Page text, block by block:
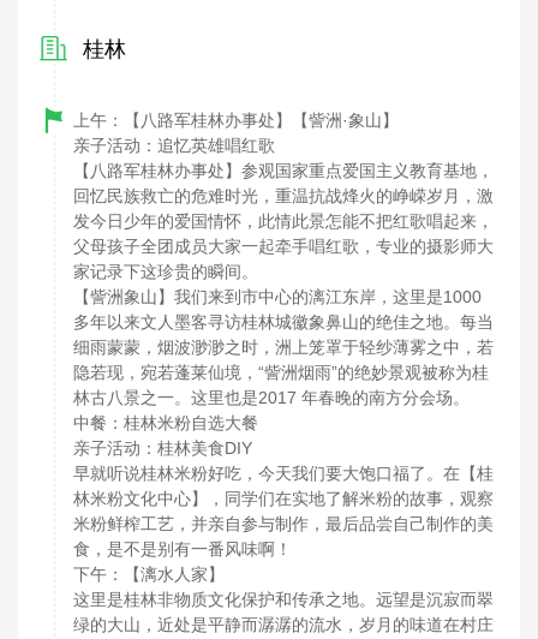
桂林
上午：【八路军桂林办事处】【訾洲·象山】
亲子活动：追忆英雄唱红歌
【八路军桂林办事处】参观国家重点爱国主义教育基地，
回忆民族救亡的危难时光，重温抗战烽火的峥嵘岁月，激
发今日少年的爱国情怀，此情此景怎能不把红歌唱起来，
父母孩子全团成员大家一起牵手唱红歌，专业的摄影师大
家记录下这珍贵的瞬间。
【訾洲象山】我们来到市中心的漓江东岸，这里是1000
多年以来文人墨客寻访桂林城徽象鼻山的绝佳之地。每当
细雨蒙蒙，烟波渺渺之时，洲上笼罩于轻纱薄雾之中，若
隐若现，宛若蓬莱仙境，“訾洲烟雨”的绝妙景观被称为桂
林古八景之一。这里也是2017 年春晚的南方分会场。
中餐：桂林米粉自选大餐
亲子活动：桂林美食DIY
早就听说桂林米粉好吃，今天我们要大饱口福了。在【桂
林米粉文化中心】，同学们在实地了解米粉的故事，观察
米粉鲜榨工艺，并亲自参与制作，最后品尝自己制作的美
食，是不是别有一番风味啊！
下午：【漓水人家】
这里是桂林非物质文化保护和传承之地。远望是沉寂而翠
绿的大山，近处是平静而潺潺的流水，岁月的味道在村庄